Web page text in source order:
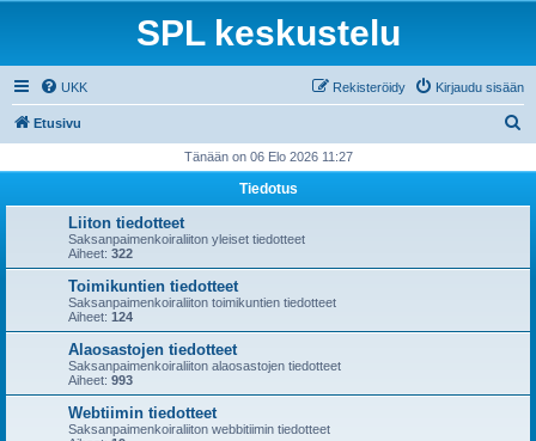
SPL keskustelu
UKK Kirjaudu sisään
Rekisteröidy
Etusivu
i
Tänään on 06 Elo 2026 11:27
Tiedotus
Liiton tiedotteet
Saksanpaimenkoiraliiton yleiset tiedotteet
Aiheet: 322
Toimikuntien tiedotteet
Saksanpaimenkoiraliiton toimikuntien tiedotteet
Aiheet: 124
Alaosastojen tiedotteet
Saksanpaimenkoiraliiton alaosastojen tiedotteet
Aiheet: 993
Webtiimin tiedotteet
Saksanpaimenkoiraliiton webbitiimin tiedotteet